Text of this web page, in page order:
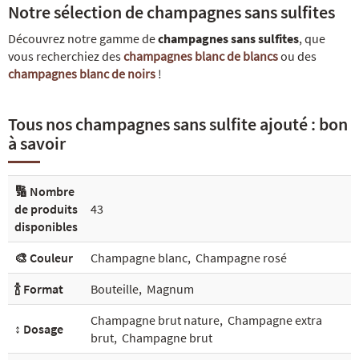
Notre sélection de champagnes sans sulfites
Découvrez notre gamme dechampagnes sans sulfites, que
vous recherchiez deschampagnes blanc de blancsou des
champagnes blanc de noirs !
Tous nos champagnes sans sulfite ajouté : bon
à savoir
🔢 Nombre
de produits
disponibles
43
🎨 Couleur Champagne blanc, Champagne rosé
🍾 Format
Bouteille, Magnum
↕️ Dosage
Champagne brut nature, Champagne extra
brut, Champagne brut